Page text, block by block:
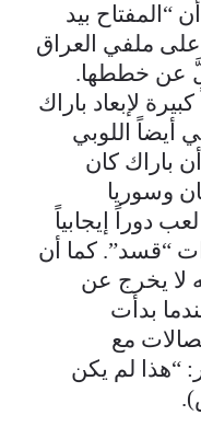
“المفتاح بيد
على ملفي العراق
عن خططها.
لإبعاد باراك
أيضاً اللوبي
باراك كان
وسوريا
دوراً إيجابياً
“قسد”. كما أن
لا يخرج عن
بدأت
مع
“هذا لم يكن